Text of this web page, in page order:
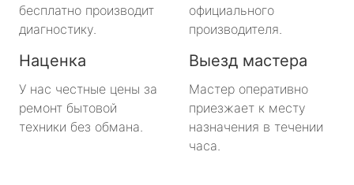
бесплатно производит
диагностику.
официального
производителя.
Наценка
У нас честные цены за
ремонт бытовой
техники без обмана.
Выезд мастера
Мастер оперативно
приезжает к месту
назначения в течении
часа.